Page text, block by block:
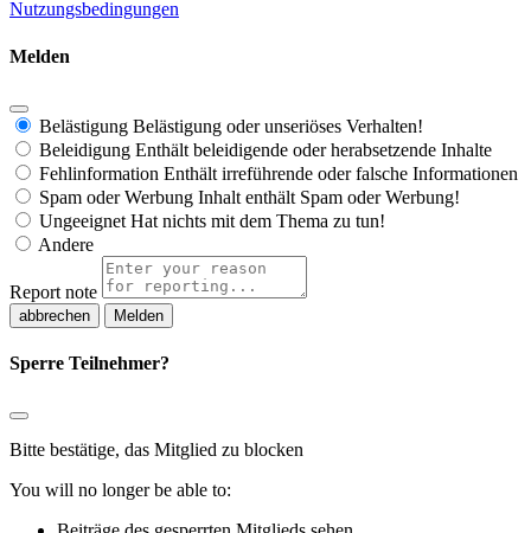
Nutzungsbedingungen
Melden
Belästigung Belästigung oder unseriöses Verhalten!
Beleidigung Enthält beleidigende oder herabsetzende Inhalte
Fehlinformation Enthält irreführende oder falsche Informationen
Spam oder Werbung Inhalt enthält Spam oder Werbung!
Ungeeignet Hat nichts mit dem Thema zu tun!
Andere
Report note
Melden
Sperre Teilnehmer?
Bitte bestätige, das Mitglied zu blocken
You will no longer be able to: